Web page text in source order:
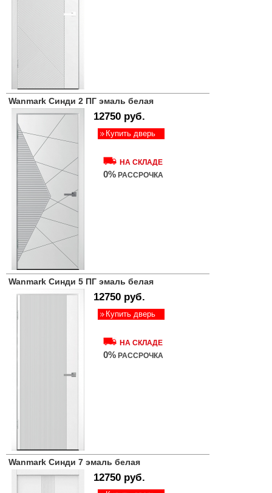
Wanmark Синди 2 ПГ эмаль белая
12750 руб.
Купить дверь
НА СКЛАДЕ
0% РАССРОЧКА
Wanmark Синди 5 ПГ эмаль белая
12750 руб.
Купить дверь
НА СКЛАДЕ
0% РАССРОЧКА
Wanmark Синди 7 эмаль белая
12750 руб.